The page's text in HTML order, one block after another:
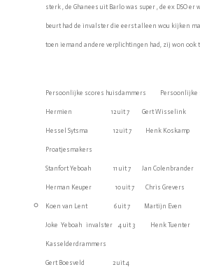
sterk , de Ghanees uit Barlo was super , de ex DSO er
beurt had de invalster die eerst alleen wou kijken
toen iemand andere verplichtingen had, zij won ook
Persoonlijke scores huisdammers Persoonlijke
Hermien 12 uit 7 Gert Wisselink 9 uit
Hessel Sytsma 12 uit 7 Henk Koskamp 3
Proatjesmakers
Stanfort Yeboah 11 uit 7 Jan Colenbrander 5
Herman Keuper 10 uit 7 Chris Grevers 9
Koen van Lent 6 uit 7 Martijn Even 8 uit
Joke Yeboah invalster 4 uit 3 Henk
Kasselderdrammers
Gert Boesveld 2 uit 4